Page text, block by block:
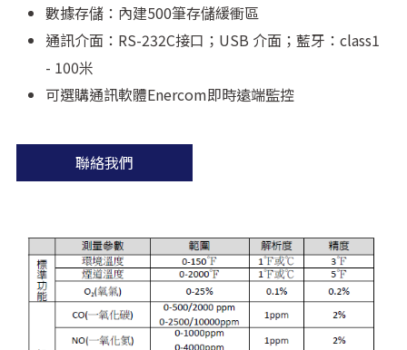
數據存儲：內建500筆存儲緩衝區
通訊介面：RS-232C接口；USB 介面；藍牙：class1
- 100米
可選購通訊軟體Enercom即時遠端監控
聯絡我們